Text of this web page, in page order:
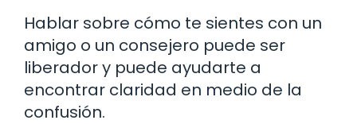
Hablar sobre cómo te sientes con un
amigo o un consejero puede ser
liberador y puede ayudarte a
encontrar claridad en medio de la
confusión.